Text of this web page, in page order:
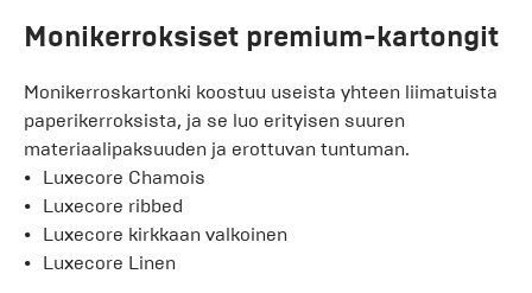
Monikerroksiset premium-kartongit
Monikerroskartonki koostuu useista yhteen liimatuista
paperikerroksista, ja se luo erityisen suuren
materiaalipaksuuden ja erottuvan tuntuman.
Luxecore Chamois
Luxecore ribbed
Luxecore kirkkaan valkoinen
Luxecore Linen